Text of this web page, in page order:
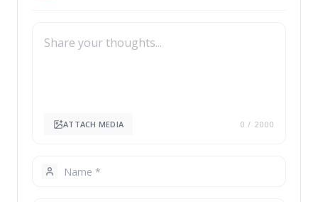
ATTACH MEDIA 0 / 2000